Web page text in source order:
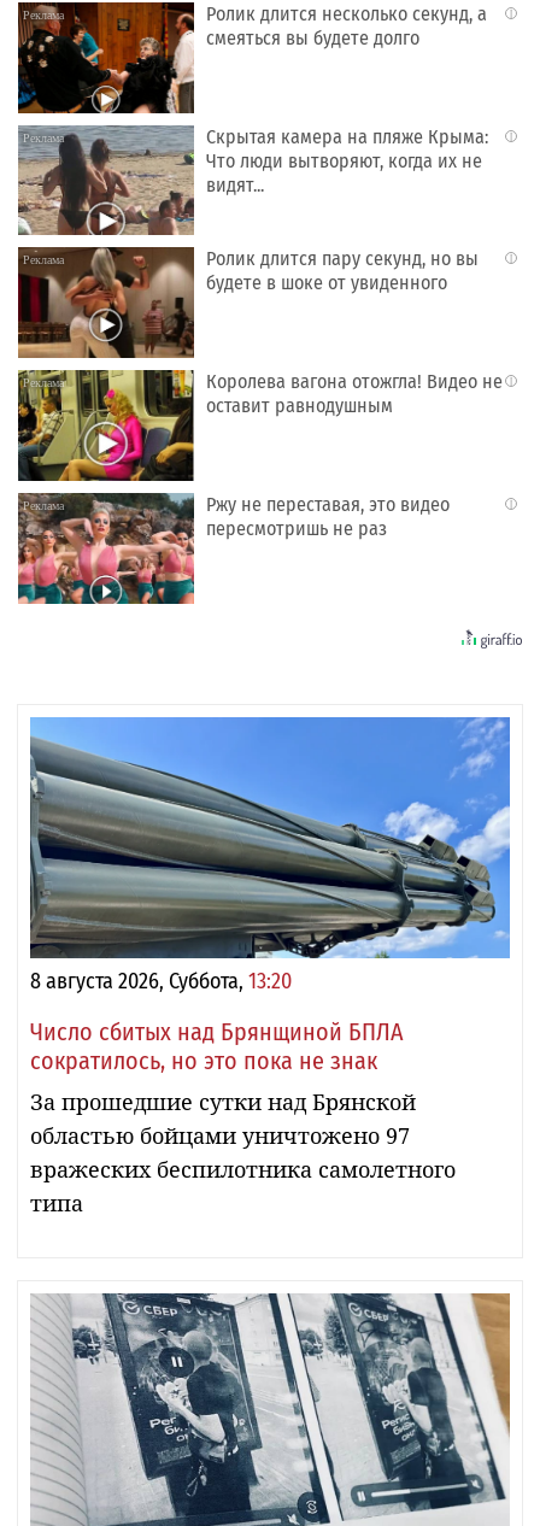
i
Ролик длится несколько секунд, а
смеяться вы будете долго
i
Скрытая камера на пляже Крыма:
Что люди вытворяют, когда их не
видят...
i
Ролик длится пару секунд, но вы
будете в шоке от увиденного
i
Королева вагона отожгла! Видео не
оставит равнодушным
i
Ржу не переставая, это видео
пересмотришь не раз
8 августа 2026, Суббота, 13:20
Число сбитых над Брянщиной БПЛА
сократилось, но это пока не знак
За прошедшие сутки над Брянской
областью бойцами уничтожено 97
вражеских беспилотника самолетного
типа